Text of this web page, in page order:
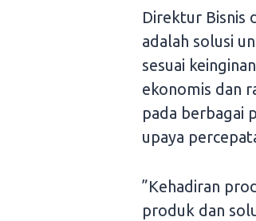
Direktur Bisnis
adalah solusi
sesuai
ekonomis dan
pada berbagai
upaya
”Kehadiran
produk dan